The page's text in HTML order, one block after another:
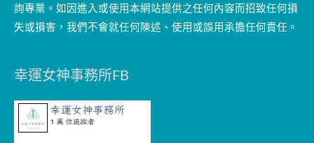
詢專業。如因進入或使用本網站提供之任何內容而招致任何損
失或損害，我們不會就任何陳述、使用或誤用承擔任何責任。
幸運女神事務所FB